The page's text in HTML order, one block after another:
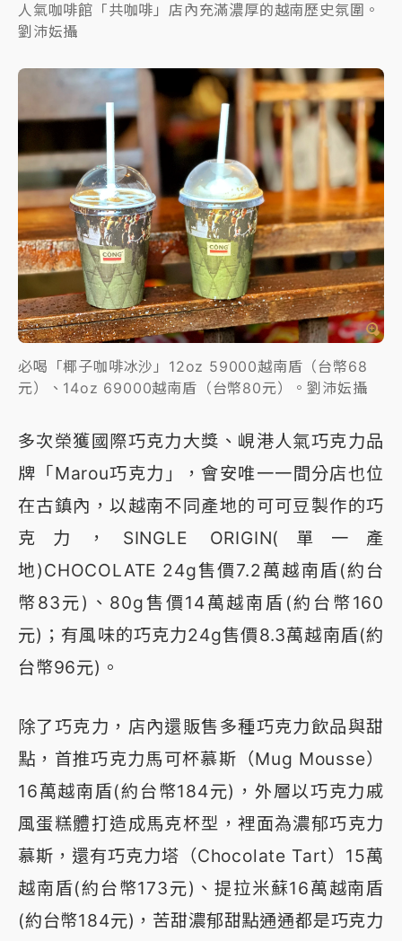
人氣咖啡館「共咖啡」店內充滿濃厚的越南歷史氛圍。
劉沛妘攝
必喝「椰子咖啡冰沙」12oz 59000越南盾（台幣68
元）、14oz 69000越南盾（台幣80元）。劉沛妘攝
多次榮獲國際巧克力大獎、峴港人氣巧克力品
牌「Marou巧克力」，會安唯一一間分店也位
在古鎮內，以越南不同產地的可可豆製作的巧
克力，SINGLE ORIGIN(單一產
地)CHOCOLATE 24g售價7.2萬越南盾(約台
幣83元)、80g售價14萬越南盾(約台幣160
元)；有風味的巧克力24g售價8.3萬越南盾(約
台幣96元)。
除了巧克力，店內還販售多種巧克力飲品與甜
點，首推巧克力馬可杯慕斯（Mug Mousse）
16萬越南盾(約台幣184元)，外層以巧克力戚
風蛋糕體打造成馬克杯型，裡面為濃郁巧克力
慕斯，還有巧克力塔（Chocolate Tart）15萬
越南盾(約台幣173元)、提拉米蘇16萬越南盾
(約台幣184元)，苦甜濃郁甜點通通都是巧克力